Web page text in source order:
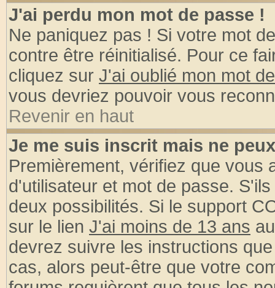
J'ai perdu mon mot de passe !
Ne paniquez pas ! Si votre mot
contre être réinitialisé. Pour ce
cliquez sur J'ai oublié mon mot
vous devriez pouvoir vous
Revenir en haut
Je me suis inscrit mais ne
Premièrement, vérifiez que vous
d'utilisateur et mot de passe.
deux possibilités. Si le support
sur le lien J'ai moins de 13 ans
devrez suivre les instructions
cas, alors peut-être que votre